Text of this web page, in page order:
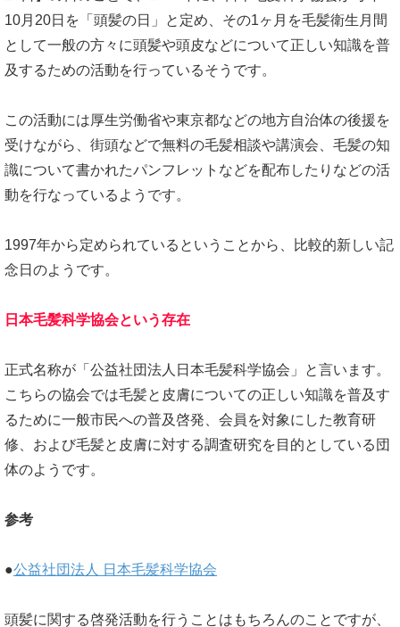
10月20日を「頭髪の日」と定め、その1ヶ月を毛髪衛生月間
として一般の方々に頭髪や頭皮などについて正しい知識を普
及するための活動を行っているそうです。
この活動には厚生労働省や東京都などの地方自治体の後援を
受けながら、街頭などで無料の毛髪相談や講演会、毛髪の知
識について書かれたパンフレットなどを配布したりなどの活
動を行なっているようです。
1997年から定められているということから、比較的新しい記
念日のようです。
日本毛髪科学協会という存在
正式名称が「公益社団法人日本毛髪科学協会」と言います。
こちらの協会では毛髪と皮膚についての正しい知識を普及す
るために一般市民への普及啓発、会員を対象にした教育研
修、および毛髪と皮膚に対する調査研究を目的としている団
体のようです。
参考
●公益社団法人 日本毛髪科学協会
頭髪に関する啓発活動を行うことはもちろんのことですが、